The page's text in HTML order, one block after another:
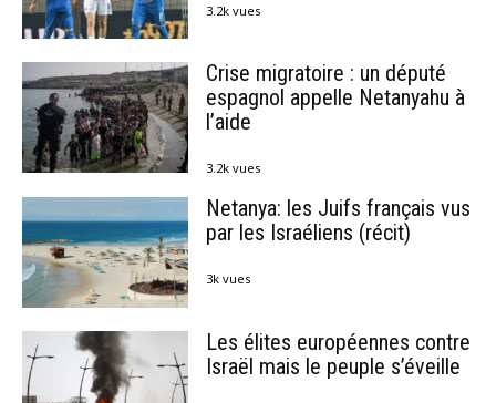
3.2k vues
Crise migratoire : un député
espagnol appelle Netanyahu à
l’aide
3.2k vues
Netanya: les Juifs français vus
par les Israéliens (récit)
3k vues
Les élites européennes contre
Israël mais le peuple s’éveille